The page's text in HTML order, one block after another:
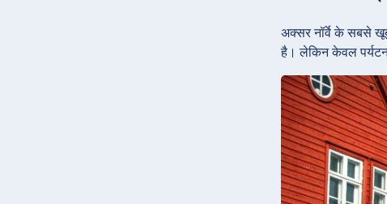
अक्सर नॉर्वे के सबसे
है। लेकिन केवल